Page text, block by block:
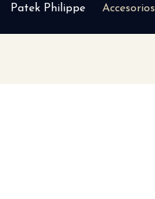
Patek Philippe Accesorios